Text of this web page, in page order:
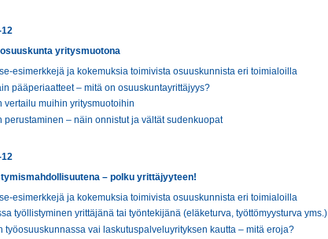
9-12
yritysmuotona
esimerkkejä ja kokemuksia toimivista osuuskunnista eri toimialoilla
pääperiaatteet – mitä on osuuskuntayrittäjyys?
vertailu muihin yritysmuotoihin
perustaminen – näin onnistut ja vältät sudenkuopat
– polku yrittäjyyteen!
esimerkkejä ja kokemuksia toimivista osuuskunnista eri toimialoilla
työllistyminen yrittäjänä tai työntekijänä (eläketurva, työttömyysturva yms.)
työosuuskunnassa vai laskutuspalveluyrityksen kautta – mitä eroja?